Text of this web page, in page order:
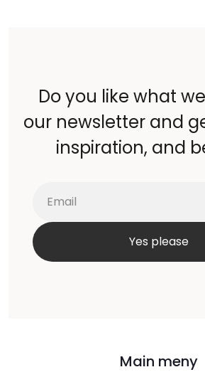
Do you like what
our newsletter and
inspiration, and
Main meny